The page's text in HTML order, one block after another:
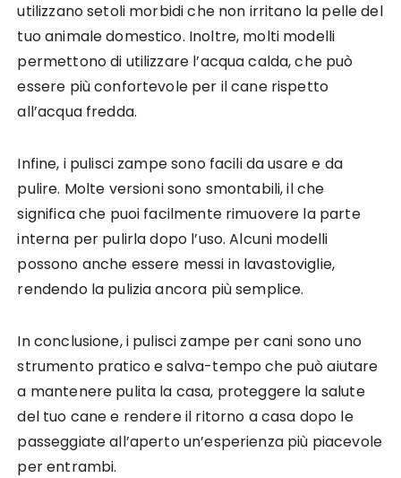
utilizzano setoli morbidi che non irritano la pelle del
tuo animale domestico. Inoltre, molti modelli
permettono di utilizzare l’acqua calda, che può
essere più confortevole per il cane rispetto
all’acqua fredda.
Infine, i pulisci zampe sono facili da usare e da
pulire. Molte versioni sono smontabili, il che
significa che puoi facilmente rimuovere la parte
interna per pulirla dopo l’uso. Alcuni modelli
possono anche essere messi in lavastoviglie,
rendendo la pulizia ancora più semplice.
In conclusione, i pulisci zampe per cani sono uno
strumento pratico e salva-tempo che può aiutare
a mantenere pulita la casa, proteggere la salute
del tuo cane e rendere il ritorno a casa dopo le
passeggiate all’aperto un’esperienza più piacevole
per entrambi.